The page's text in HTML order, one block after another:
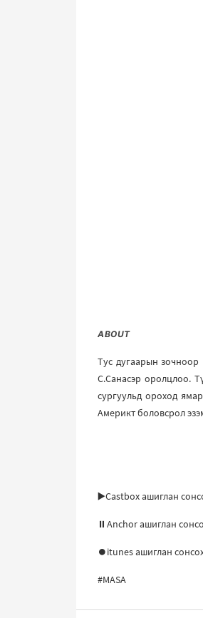
ABOUT
Тус дугаарын
С.Санасэр оролцлоо.
сургуульд ороход
Америкт боловсрол
▶️Castbox ашиглан
⏸Anchor ашиглан
⏺itunes ашиглан
#MASA